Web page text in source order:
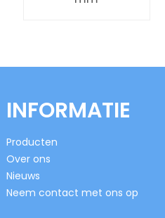
INFORMATIE
Producten
Over ons
Nieuws
Neem contact met ons op